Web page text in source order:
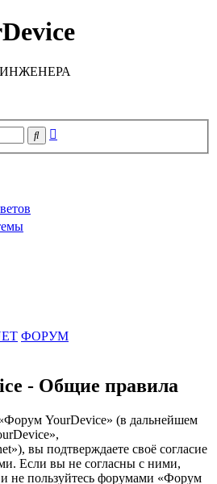
Поиск
ФОРУМ
- Общие правила
YourDevice» (в дальнейшем
вы подтверждаете своё согласие
Если вы не согласны с ними,
и не пользуйтесь форумами «Форум